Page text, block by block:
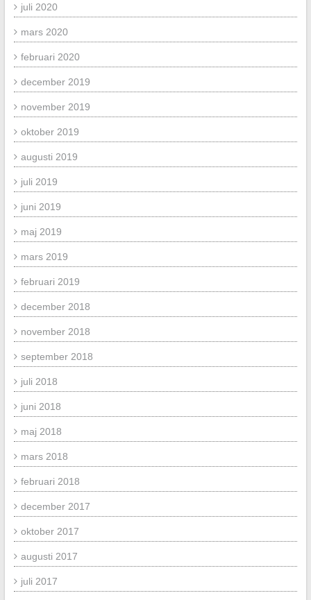
juli 2020
mars 2020
februari 2020
december 2019
november 2019
oktober 2019
augusti 2019
juli 2019
juni 2019
maj 2019
mars 2019
februari 2019
december 2018
november 2018
september 2018
juli 2018
juni 2018
maj 2018
mars 2018
februari 2018
december 2017
oktober 2017
augusti 2017
juli 2017